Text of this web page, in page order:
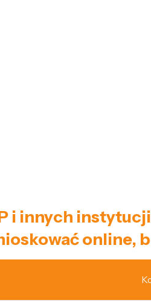
i innych
online,